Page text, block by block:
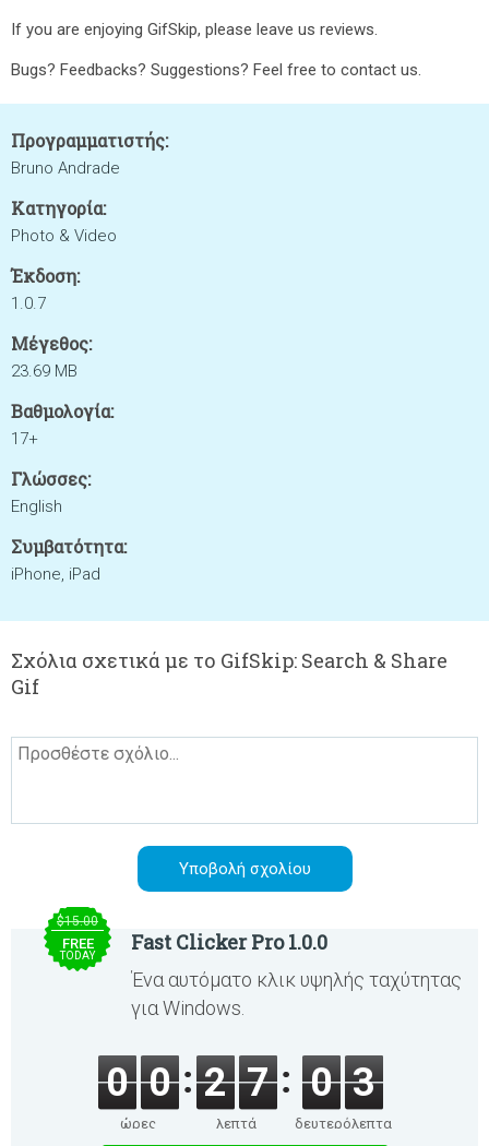
If you are enjoying GifSkip, please leave us reviews.
Bugs? Feedbacks? Suggestions? Feel free to contact us.
Προγραμματιστής:
Bruno Andrade
Κατηγορία:
Photo & Video
Έκδοση:
1.0.7
Μέγεθος:
23.69 MB
Βαθμολογία:
17+
Γλώσσες:
English
Συμβατότητα:
iPhone, iPad
Σχόλια σχετικά με το GifSkip: Search & Share
Gif
$15.00
FREE
TODAY
Fast Clicker Pro 1.0.0
Ένα αυτόματο κλικ υψηλής ταχύτητας
για Windows.
0 0
ώρες
2 7
λεπτά
0 3
δευτερόλεπτα